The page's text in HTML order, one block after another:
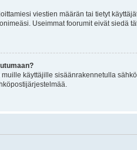
viestien määrän tai tietyt
Useimmat foorumit eivät siedä
käyttäjille sisäänrakennetulla